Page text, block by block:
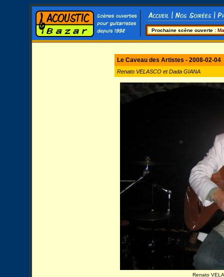
Prochaine scène ouverte :
Le Caveau des Artistes - 2008-02-04
Renato VELASCO et Dada GIANA
Renato